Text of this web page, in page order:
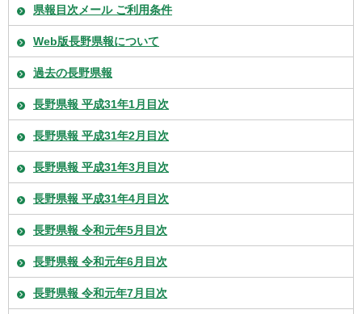
県報目次メール ご利用条件
Web版長野県報について
過去の長野県報
長野県報 平成31年1月目次
長野県報 平成31年2月目次
長野県報 平成31年3月目次
長野県報 平成31年4月目次
長野県報 令和元年5月目次
長野県報 令和元年6月目次
長野県報 令和元年7月目次